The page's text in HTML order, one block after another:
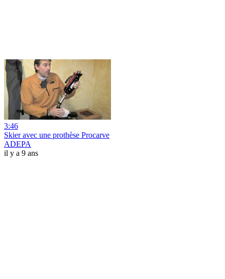
3:46
Skier avec une prothèse Procarve
ADEPA
il y a 9 ans